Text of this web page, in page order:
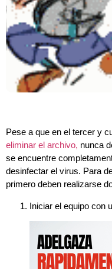
Pese a que en el tercer y
eliminar el archivo, nunca
se encuentre
desinfectar el virus. Para
primero deben realizarse
Iniciar el equipo con